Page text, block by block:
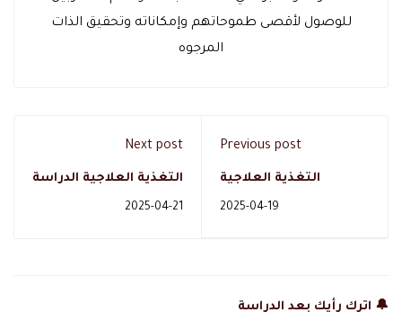
للوصول لأقصى طموحاتهم وإمكاناته وتحقيق الذات
المرجوه
Previous post
التغذية العلاجية
2025-04-19
Next post
التغذية العلاجية الدراسة
2025-04-21
🔔 اترك رأيك بعد الدراسة